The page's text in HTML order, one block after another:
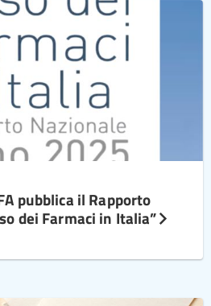
pubblica il Rapporto
dei Farmaci in Italia”